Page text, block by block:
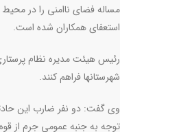
مساله فضای ناامنی را در
استعفای همکاران شده است.
رئیس هیئت مدیره نظام
شهرستانها فراهم کنند.
وی گفت: دو نفر ضارب این
توجه به جنبه عمومی جرم از